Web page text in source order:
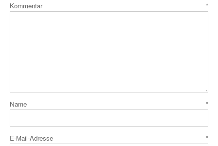
Kommentar *
Name *
E-Mail-Adresse *